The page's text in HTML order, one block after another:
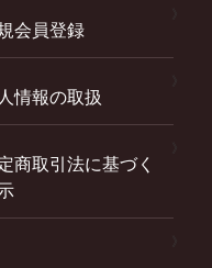
会員登録
情報の取扱
商取引法に基づく